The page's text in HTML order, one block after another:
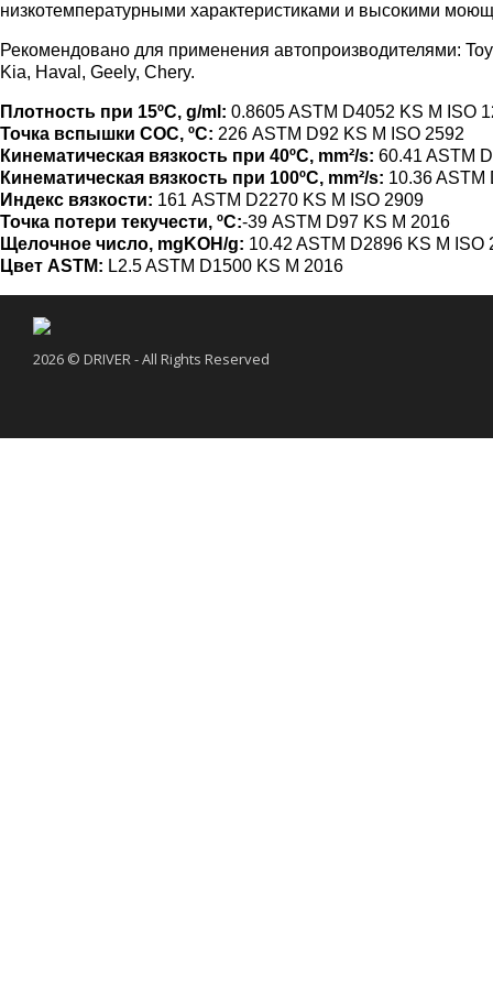
низкотемпературными характеристиками и высокими
Рекомендовано для применения автопроизводителями:
Kia, Haval, Geely, Chery.
Плотность при 15ºС, g/ml: 0.8605 ASTM D4052 KS M ISO
Точка вспышки СОС, ºС: 226 ASTM D92 KS M ISO 2592
Кинематическая вязкость при 40ºС, mm²/s: 60.41 ASTM
Кинематическая вязкость при 100ºС, mm²/s: 10.36 ASTM
Индекс вязкости: 161 ASTM D2270 KS M ISO 2909
Точка потери текучести, ºС:-39 ASTM D97 KS M 2016
Щелочное число, mgKOH/g: 10.42 ASTM D2896 KS M ISO
Цвет ASTM: L2.5 ASTM D1500 KS M 2016
2026 © DRIVER - All Rights Reserved